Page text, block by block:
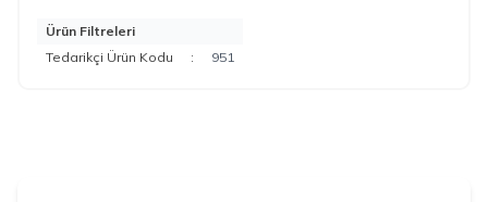
Ürün Filtreleri
Tedarikçi Ürün Kodu
: 951